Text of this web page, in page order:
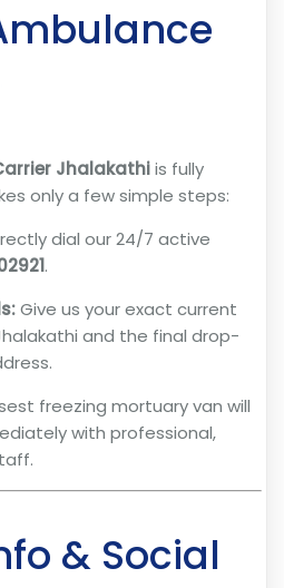
Jhalakathiis fully
only a few simple steps:
dial our 24/7 active
.
Give us your exact current
and the final drop-
freezing mortuary van will
with professional,
& Social